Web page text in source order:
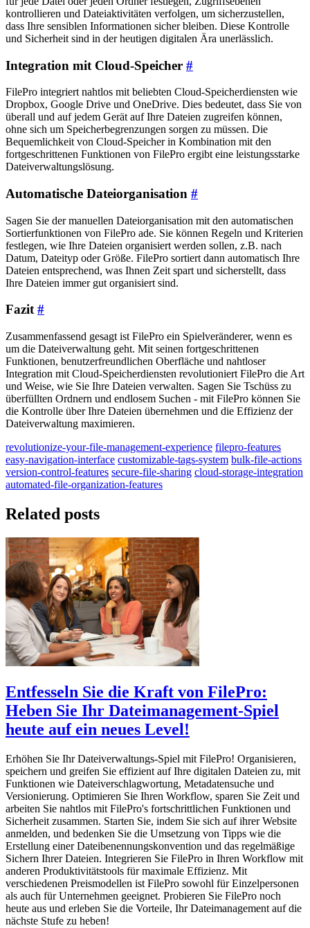
kontrollieren und Dateiaktivitäten verfolgen, um sicherzustellen,
dass Ihre sensiblen Informationen sicher bleiben. Diese Kontrolle
und Sicherheit sind in der heutigen digitalen Ära unerlässlich.
Integration mit Cloud-Speicher #
FilePro integriert nahtlos mit beliebten Cloud-Speicherdiensten wie
Dropbox, Google Drive und OneDrive. Dies bedeutet, dass Sie von
überall und auf jedem Gerät auf Ihre Dateien zugreifen können,
ohne sich um Speicherbegrenzungen sorgen zu müssen. Die
Bequemlichkeit von Cloud-Speicher in Kombination mit den
fortgeschrittenen Funktionen von FilePro ergibt eine leistungsstarke
Dateiverwaltungslösung.
Automatische Dateiorganisation #
Sagen Sie der manuellen Dateiorganisation mit den automatischen
Sortierfunktionen von FilePro ade. Sie können Regeln und Kriterien
festlegen, wie Ihre Dateien organisiert werden sollen, z.B. nach
Datum, Dateityp oder Größe. FilePro sortiert dann automatisch Ihre
Dateien entsprechend, was Ihnen Zeit spart und sicherstellt, dass
Ihre Dateien immer gut organisiert sind.
Fazit#
Zusammenfassend gesagt ist FilePro ein Spielveränderer, wenn es
um die Dateiverwaltung geht. Mit seinen fortgeschrittenen
Funktionen, benutzerfreundlichen Oberfläche und nahtloser
Integration mit Cloud-Speicherdiensten revolutioniert FilePro die Art
und Weise, wie Sie Ihre Dateien verwalten. Sagen Sie Tschüss zu
überfüllten Ordnern und endlosem Suchen - mit FilePro können Sie
die Kontrolle über Ihre Dateien übernehmen und die Effizienz der
Dateiverwaltung maximieren.
revolutionize-your-file-management-experience filepro-features
easy-navigation-interface customizable-tags-system bulk-file-actions
version-control-features secure-file-sharing cloud-storage-integration
automated-file-organization-features
Related posts
Entfesseln Sie die Kraft von FilePro:
Heben Sie Ihr Dateimanagement-Spiel
heute auf ein neues Level!
Erhöhen Sie Ihr Dateiverwaltungs-Spiel mit FilePro! Organisieren,
speichern und greifen Sie effizient auf Ihre digitalen Dateien zu, mit
Funktionen wie Dateiverschlagwortung, Metadatensuche und
Versionierung. Optimieren Sie Ihren Workflow, sparen Sie Zeit und
arbeiten Sie nahtlos mit FilePro's fortschrittlichen Funktionen und
Sicherheit zusammen. Starten Sie, indem Sie sich auf ihrer Website
anmelden, und bedenken Sie die Umsetzung von Tipps wie die
Erstellung einer Dateibenennungskonvention und das regelmäßige
Sichern Ihrer Dateien. Integrieren Sie FilePro in Ihren Workflow mit
anderen Produktivitätstools für maximale Effizienz. Mit
verschiedenen Preismodellen ist FilePro sowohl für Einzelpersonen
als auch für Unternehmen geeignet. Probieren Sie FilePro noch
heute aus und erleben Sie die Vorteile, Ihr Dateimanagement auf die
nächste Stufe zu heben!